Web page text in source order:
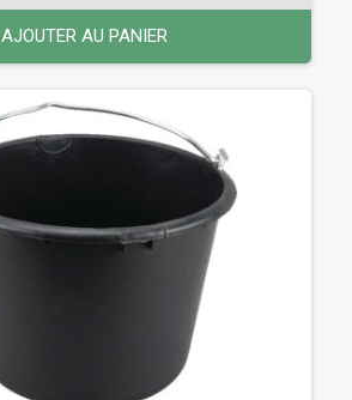
AJOUTER AU PANIER